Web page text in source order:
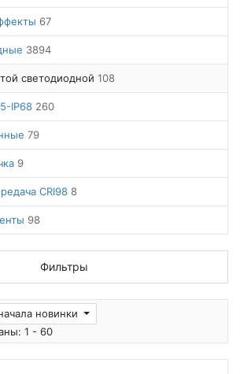
67
3894
светодиодной 108
IP68 260
79
9
CRI98 8
98
Фильтры
новинки
1 - 60